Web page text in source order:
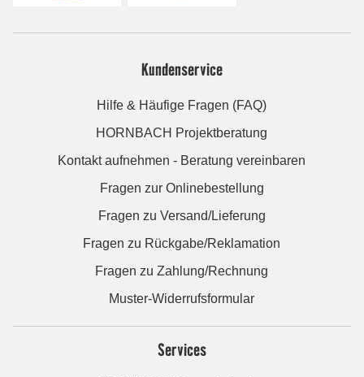
Kundenservice
Hilfe & Häufige Fragen (FAQ)
HORNBACH Projektberatung
Kontakt aufnehmen - Beratung vereinbaren
Fragen zur Onlinebestellung
Fragen zu Versand/Lieferung
Fragen zu Rückgabe/Reklamation
Fragen zu Zahlung/Rechnung
Muster-Widerrufsformular
Services